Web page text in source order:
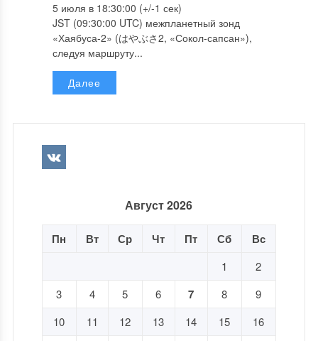
5 июля в 18:30:00 (+/-1 сек)
JST (09:30:00 UTC) межпланетный зонд
«Хаябуса-2» (はやぶさ2, «Сокол-сапсан»),
следуя маршруту...
Далее
Август 2026
Пн Вт Ср Чт Пт Сб Вс
1
2
3
4 5 6 7 8
9
10
11 12 13 14 15
16